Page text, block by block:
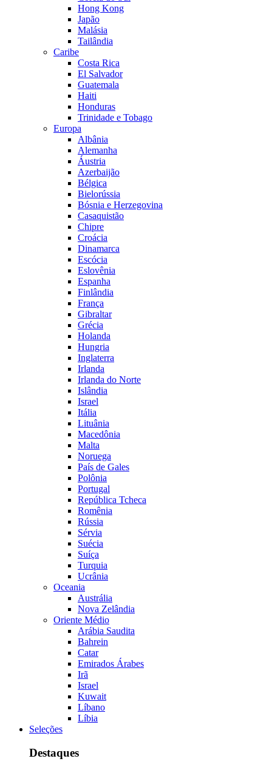
Hong Kong
Japão
Malásia
Tailândia
Caribe
Costa Rica
El Salvador
Guatemala
Haiti
Honduras
Trinidade e Tobago
Europa
Albânia
Alemanha
Áustria
Azerbaijão
Bélgica
Bielorússia
Bósnia e Herzegovina
Casaquistão
Chipre
Croácia
Dinamarca
Escócia
Eslovênia
Espanha
Finlândia
França
Gibraltar
Grécia
Holanda
Hungria
Inglaterra
Irlanda
Irlanda do Norte
Islândia
Israel
Itália
Lituânia
Macedônia
Malta
Noruega
País de Gales
Polônia
Portugal
República Tcheca
Romênia
Rússia
Sérvia
Suécia
Suíça
Turquia
Ucrânia
Oceania
Austrália
Nova Zelândia
Oriente Médio
Arábia Saudita
Bahrein
Catar
Emirados Árabes
Irã
Israel
Kuwait
Líbano
Líbia
Seleções
Destaques